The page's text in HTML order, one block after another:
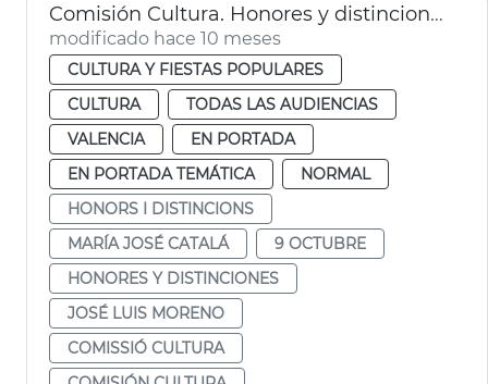
Comisión Cultura. Honores y distinciones València
modificado hace 10 meses
CULTURA Y FIESTAS POPULARES
CULTURA
TODAS LAS AUDIENCIAS
VALENCIA
EN PORTADA
EN PORTADA TEMÁTICA
NORMAL
HONORS I DISTINCIONS
MARÍA JOSÉ CATALÁ
9 OCTUBRE
HONORES Y DISTINCIONES
JOSÉ LUIS MORENO
COMISSIÓ CULTURA